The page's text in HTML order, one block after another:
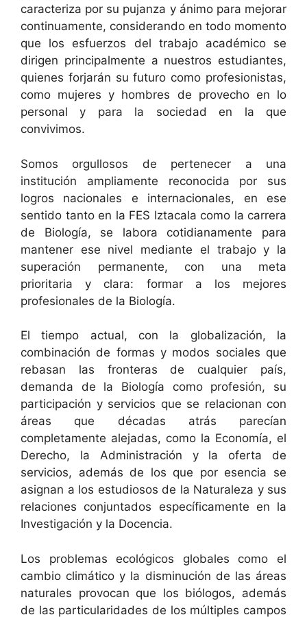
caracteriza por su pujanza y ánimo para mejorar
continuamente, considerando en todo momento
que los esfuerzos del trabajo académico se
dirigen principalmente a nuestros estudiantes,
quienes forjarán su futuro como profesionistas,
como mujeres y hombres de provecho en lo
personal y para la sociedad en la que
convivimos.
Somos orgullosos de pertenecer a una
institución ampliamente reconocida por sus
logros nacionales e internacionales, en ese
sentido tanto en la FES Iztacala como la carrera
de Biología, se labora cotidianamente para
mantener ese nivel mediante el trabajo y la
superación permanente, con una meta
prioritaria y clara: formar a los mejores
profesionales de la Biología.
El tiempo actual, con la globalización, la
combinación de formas y modos sociales que
rebasan las fronteras de cualquier país,
demanda de la Biología como profesión, su
participación y servicios que se relacionan con
áreas que décadas atrás parecían
completamente alejadas, como la Economía, el
Derecho, la Administración y la oferta de
servicios, además de los que por esencia se
asignan a los estudiosos de la Naturaleza y sus
relaciones conjuntados específicamente en la
Investigación y la Docencia.
Los problemas ecológicos globales como el
cambio climático y la disminución de las áreas
naturales provocan que los biólogos, además
de las particularidades de los múltiples campos